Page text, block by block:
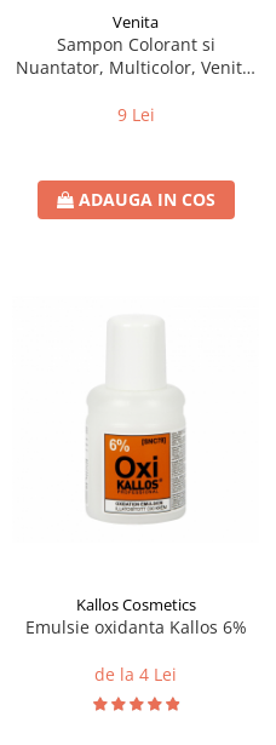
Venita
Sampon Colorant si
Nuantator, Multicolor, Venita,
9 Lei
ADAUGA IN COS
Kallos Cosmetics
Emulsie oxidanta Kallos 6%
de la 4 Lei